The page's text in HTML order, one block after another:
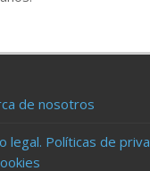
de nosotros
legal. Políticas de